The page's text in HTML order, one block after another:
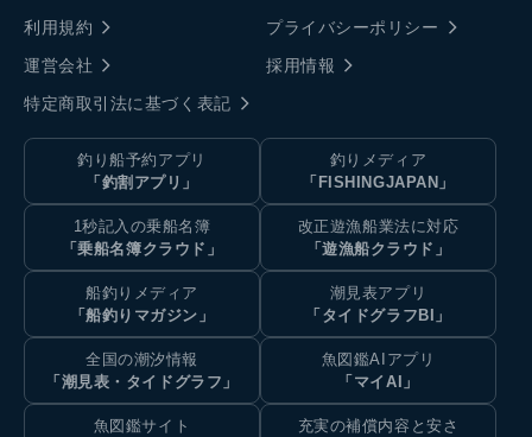
利用規約
プライバシーポリシー
運営会社
採用情報
特定商取引法に基づく表記
釣り船予約アプリ
「釣割アプリ」
釣りメディア
「FISHINGJAPAN」
1秒記入の乗船名簿
「乗船名簿クラウド」
改正遊漁船業法に対応
「遊漁船クラウド」
船釣りメディア
「船釣りマガジン」
潮見表アプリ
「タイドグラフBI」
全国の潮汐情報
「潮見表・タイドグラフ」
魚図鑑AIアプリ
「マイAI」
魚図鑑サイト
充実の補償内容と安さ